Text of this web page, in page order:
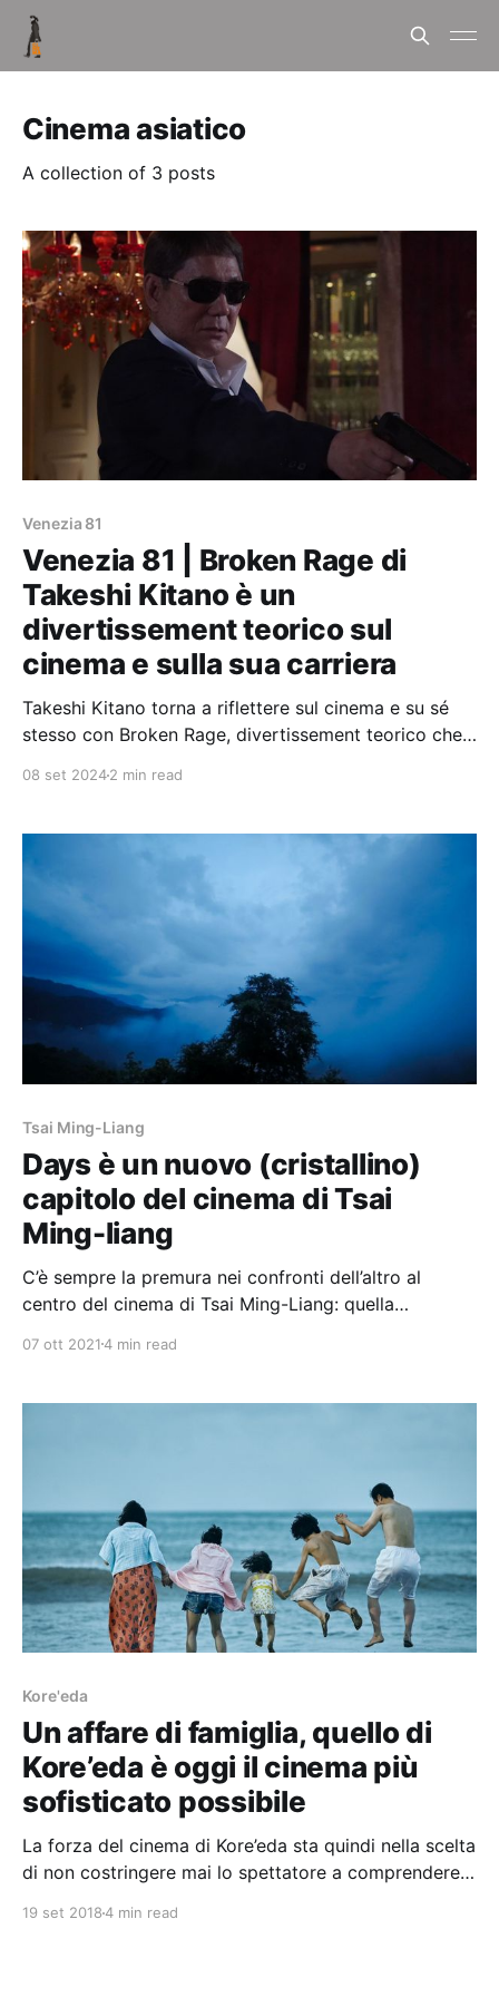
Cinema asiatico
A collection of 3 posts
Venezia 81
Venezia 81 | Broken Rage di
Takeshi Kitano è un
divertissement teorico sul
cinema e sulla sua carriera
Takeshi Kitano torna a riflettere sul cinema e su sé
stesso con Broken Rage, divertissement teorico che
08 set 20242 min read
Tsai Ming-Liang
Days è un nuovo (cristallino)
capitolo del cinema di Tsai
Ming-liang
C’è sempre la premura nei confronti dell’altro al
centro del cinema di Tsai Ming-Liang: quella
Tennessee Williams.
07 ott 20214 min read
Kore'eda
Un affare di famiglia, quello di
Kore’eda è oggi il cinema più
sofisticato possibile
La forza del cinema di Kore’eda sta quindi nella scelta
di non costringere mai lo spettatore a comprendere i
19 set 20184 min read